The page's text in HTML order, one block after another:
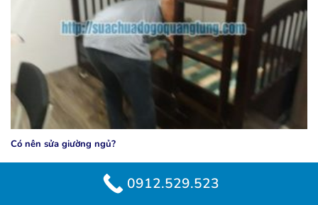
Có nên sửa giường ngủ?
Rất nhiều người băn khoăn thắc mắc không biết có nên sửa
0912.529.523